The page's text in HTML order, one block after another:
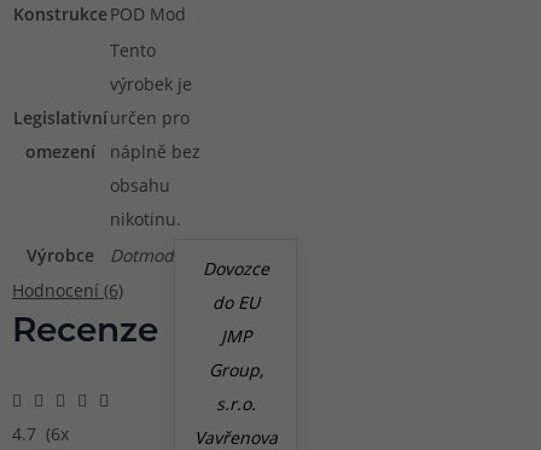
KonstrukcePOD Mod
Legislativní
omezení
Tento
výrobek je
určen pro
náplně bez
obsahu
nikotinu.
Výrobce
Dotmod
Dovozce
do EU
JMP
Group,
s.r.o.
Vavřenova
Hodnocení (6)
Recenze
4.7 (6x